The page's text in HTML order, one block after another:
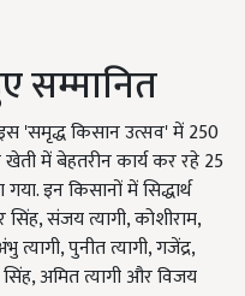
सम्मानित
'समृद्ध किसान उत्सव' में 250
खेती में बेहतरीन कार्य कर रहे 25
इन किसानों में सिद्धार्थ
सिंह, संजय त्यागी, कोशीराम,
पुनीत त्यागी, गजेंद्र,
अमित त्यागी और विजय